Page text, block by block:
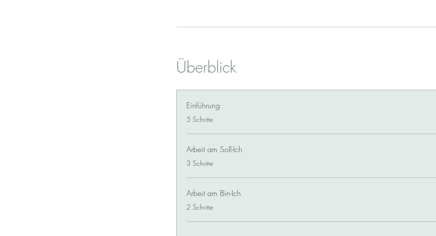
Überblick
Einführung
.
5 Schritte
Arbeit am Soll-Ich
.3 Schritte
Arbeit am Bin-Ich
.2 Schritte